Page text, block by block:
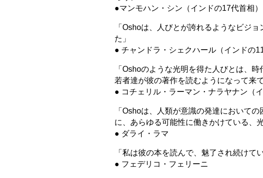
●マンモハン・シン（インドの17代首相
「Oshoは、人びとが誇れるようなビジ
た」
● チャンドラ・シェクハール（インドの11
「Oshoのような光明を得た人びとは、
若者達が彼の著作を読むようになって来
● コチェリル・ラーマン・ナラヤナン（
「Oshoは、人類が意識の発達において
に、あらゆる可能性に働きかけている、
● ダライ・ラマ
「私は彼の本を読んで、魅了され続けてい
● フェデリコ・フェリーニ